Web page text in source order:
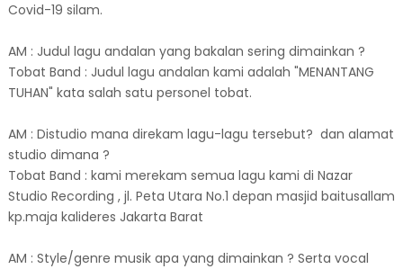
Covid-19 silam.
AM : Judul lagu andalan yang bakalan sering dimainkan ?
Tobat Band : Judul lagu andalan kami adalah "MENANTANG
TUHAN" kata salah satu personel tobat.
AM : Distudio mana direkam lagu-lagu tersebut? dan alamat
studio dimana ?
Tobat Band : kami merekam semua lagu kami di Nazar
Studio Recording , jl. Peta Utara No.1 depan masjid baitusallam
kp.maja kalideres Jakarta Barat
AM : Style/genre musik apa yang dimainkan ? Serta vocal